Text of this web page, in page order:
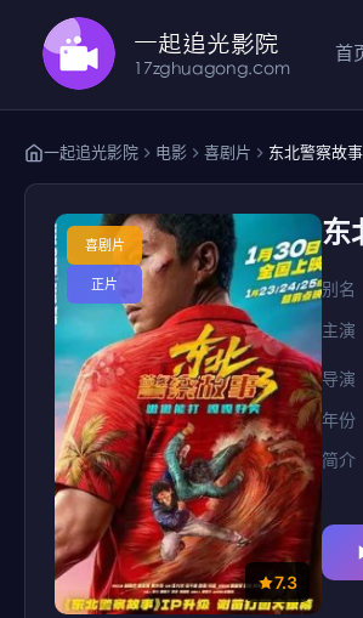
首
一起追光影院 电影 喜剧片 东北警察故
喜剧片
正片
7.3
东
别名
主演
导演
年份
简介